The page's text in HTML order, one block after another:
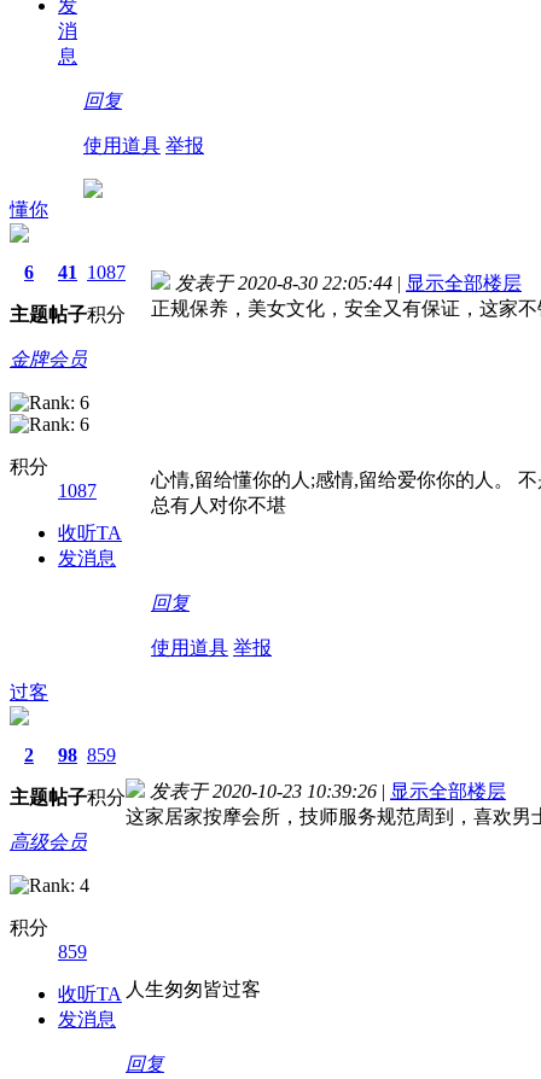
发
消
息
回复
使用道具 举报
懂你
6
主题
41
帖子
1087
积分
金牌会员
积分
1087
收听TA
发消息
发表于 2020-8-30 22:05:44 | 显示全部楼层
正规保养，美女文化，安全又有保证，这家
心情,留给懂你的人;感情,留给爱你你的人。
总有人对你不堪
回复
使用道具 举报
过客
2
主题
98
帖子
859
积分
高级会员
积分
859
收听TA
发消息
发表于 2020-10-23 10:39:26 | 显示全部楼层
这家居家按摩会所，技师服务规范周到，喜欢
人生匆匆皆过客
回复